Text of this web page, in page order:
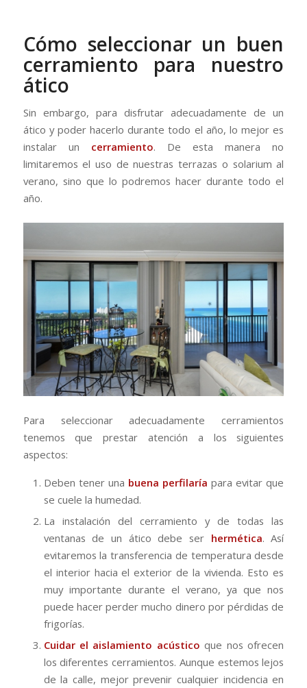
Cómo seleccionar un buen
cerramiento para nuestro
ático
Sin embargo, para disfrutar adecuadamente de un
ático y poder hacerlo durante todo el año, lo mejor es
instalar un cerramiento. De esta manera no
limitaremos el uso de nuestras terrazas o solarium al
verano, sino que lo podremos hacer durante todo el
año.
Para seleccionar adecuadamente cerramientos
tenemos que prestar atención a los siguientes
aspectos:
Deben tener una buena perfilaría para evitar que
se cuele la humedad.
La instalación del cerramiento y de todas las
ventanas de un ático debe ser hermética. Así
evitaremos la transferencia de temperatura desde
el interior hacia el exterior de la vivienda. Esto es
muy importante durante el verano, ya que nos
puede hacer perder mucho dinero por pérdidas de
frigorías.
Cuidar el aislamiento acústico que nos ofrecen
los diferentes cerramientos. Aunque estemos lejos
de la calle, mejor prevenir cualquier incidencia en